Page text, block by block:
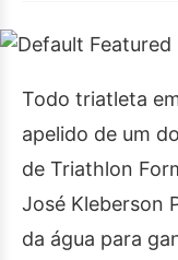
Todo triatleta
apelido de um
de Triathlon
José Kleberson
da água para